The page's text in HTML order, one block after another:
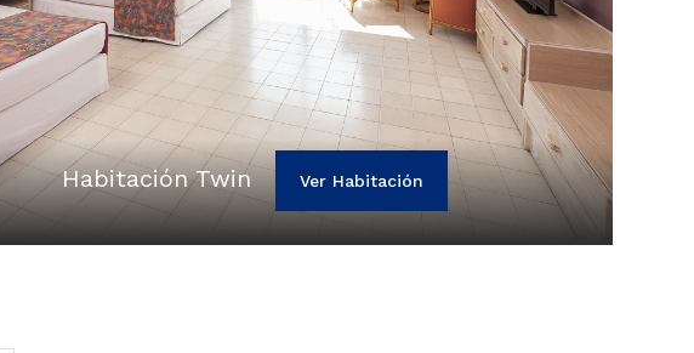
Habitación Twin Ver Habitación